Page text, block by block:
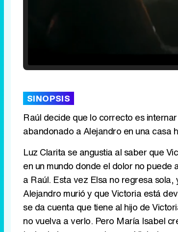
SINOPSIS
Raúl decide que lo correcto es
abandonado a Alejandro en una casa
Luz Clarita se angustia al saber que
en un mundo donde el dolor no
a Raúl. Esta vez Elsa no regresa
Alejandro murió y que Victoria está
se da cuenta que tiene al hijo de
no vuelva a verlo. Pero María Isabel